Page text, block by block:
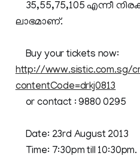
35,55,75,105 എന്നീ
ലാഭമാണ്.
Buy your tickets now:
http://www.sistic.com.sg/
contentCode=drkj0813
or contact : 9880 0295
Date: 23rd August 2013
Time: 7:30pm till 10:30pm.